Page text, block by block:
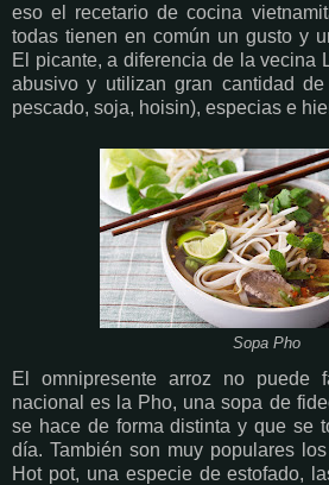
eso el recetario de cocina
todas tienen en común un gusto y
El picante, a diferencia de la vecina
abusivo y utilizan gran cantidad
pescado, soja, hoisin), especias e
Sopa Pho
El omnipresente arroz no puede
nacional es la Pho, una sopa de
se hace de forma distinta y que se
día. También son muy populares
Hot pot, una especie de estofado,